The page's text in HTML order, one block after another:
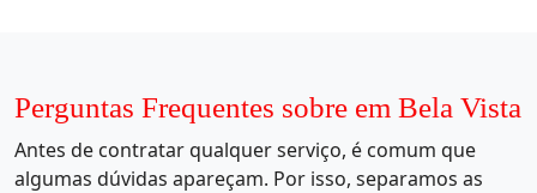
Perguntas Frequentes sobre em Bela Vista
Antes de contratar qualquer serviço, é comum que
algumas dúvidas apareçam. Por isso, separamos as